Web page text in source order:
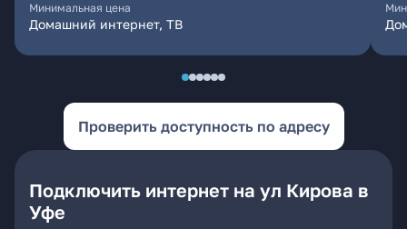
Минимальная цена
Домашний интернет, ТВ
Проверить доступность по адресу
Подключить интернет на ул Кирова в
Уфе